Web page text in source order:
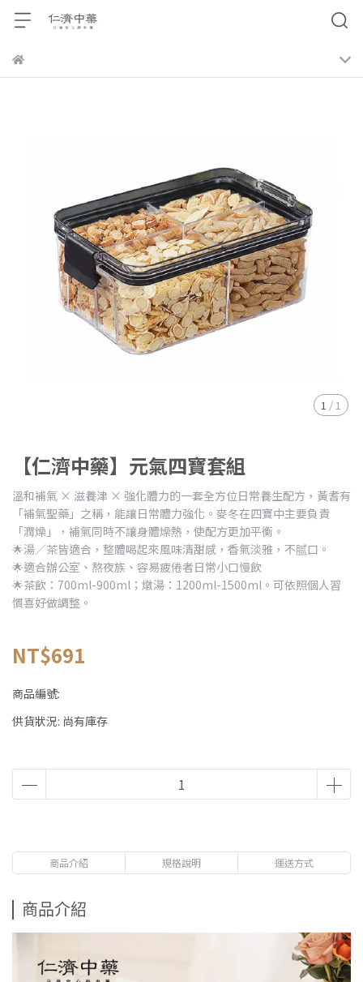
1 / 1
【仁濟中藥】元氣四寶套組
溫和補氣 × 滋養津 × 強化體力的一套全方位日常養生配方，黃耆有
「補氣聖藥」之稱，能讓日常體力強化。麥冬在四寶中主要負責
「潤燥」，補氣同時不讓身體燥熱，使配方更加平衡。
🌟湯／茶皆適合，整體喝起來風味清甜感，香氣淡雅，不腻口。
🌟適合辦公室、熬夜族、容易疲倦者日常小口慢飲
🌟茶飲：700ml-900ml；燉湯：1200ml-1500ml。可依照個人習
慣喜好做調整。
NT$691
商品編號:
供貨狀況: 尚有庫存
商品介紹 規格說明 運送方式
商品介紹